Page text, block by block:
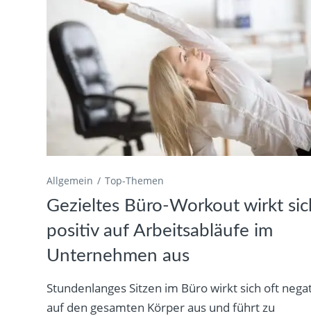
Allgemein Top-Themen
Gezieltes Büro-Workout wirkt
positiv auf Arbeitsabläufe im
Unternehmen aus
Stundenlanges Sitzen im Büro wirkt sich oft
auf den gesamten Körper aus und führt zu